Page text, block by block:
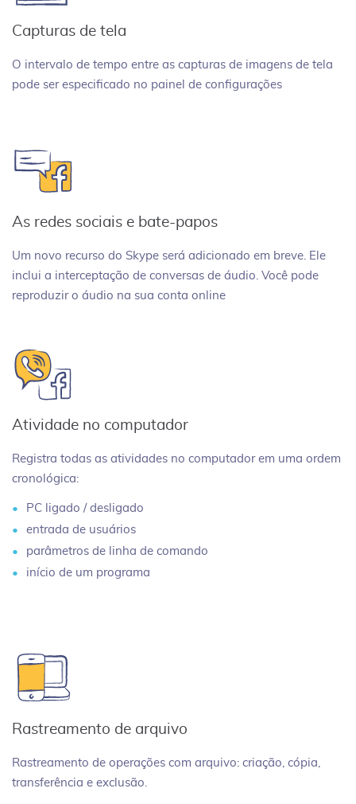
Capturas de tela
O intervalo de tempo entre as capturas de imagens de tela
pode ser especificado no painel de configurações
As redes sociais e bate-papos
Um novo recurso do Skype será adicionado em breve. Ele
inclui a interceptação de conversas de áudio. Você pode
reproduzir o áudio na sua conta online
Atividade no computador
Registra todas as atividades no computador em uma ordem
cronológica:
PC ligado / desligado
entrada de usuários
parâmetros de linha de comando
início de um programa
Rastreamento de arquivo
Rastreamento de operações com arquivo: criação, cópia,
transferência e exclusão.